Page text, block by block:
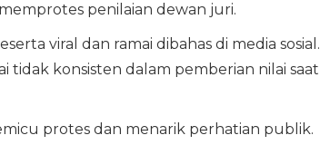
penilaian dewan juri.
viral dan ramai dibahas di media sosial.
konsisten dalam pemberian nilai saat
protes dan menarik perhatian publik.